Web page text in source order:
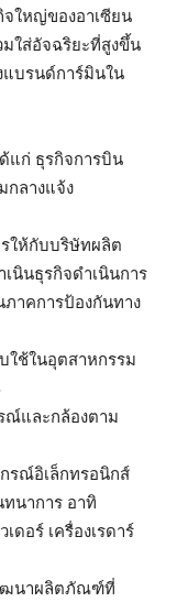
ใหญ่ของอาเซียน
ใส่อัจฉริยะที่สูงขึ้น
แบรนด์การ์มินใน
แก่ ธุรกิจการบิน
กลางแจ้ง
ห้กับบริษัทผลิต
นินธุรกิจดำเนินการ
าคการป้องกันทาง
ช้ในอุตสาหกรรม
ณ์และกล้องตาม
รณ์อิเล็กทรอนิกส์
นาการ อาทิ
ดอร์ เครื่องเรดาร์
ฒนาผลิตภัณฑ์ที่